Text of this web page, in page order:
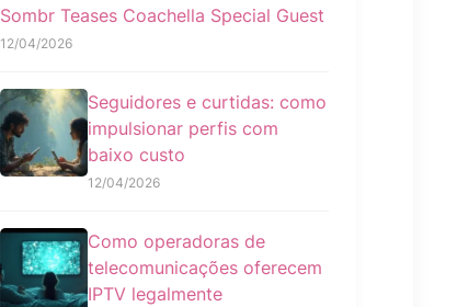
Sombr Teases Coachella Special Guest
12/04/2026
Seguidores e curtidas: como
impulsionar perfis com
baixo custo
12/04/2026
Como operadoras de
telecomunicações oferecem
IPTV legalmente